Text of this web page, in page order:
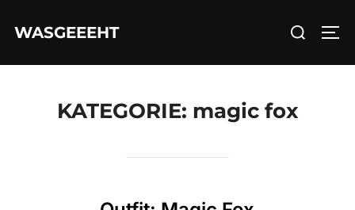
InhaltWASGEEEHT
Suchen
KATEGORIE: magic fox